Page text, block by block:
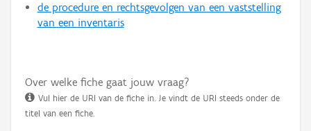
de procedure en rechtsgevolgen van een vaststelling
van een inventaris
Over welke fiche gaat jouw vraag?
Vul hier de URI van de fiche in. Je vindt de URI steeds onder de
titel van een fiche.